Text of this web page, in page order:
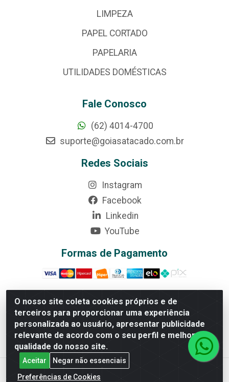
O nosso site coleta cookies próprios e de
terceiros para proporcionar uma experiência
personalizada ao usuário, apresentar publicidade
relevante de acordo com o seu perfil e melhorar a
qualidade do nosso site.
Aceitar
Negar não essenciais
Preferências de Cookies
LIMPEZA
PAPEL CORTADO
PAPELARIA
UTILIDADES DOMÉSTICAS
Fale Conosco
(62) 4014-4700
suporte@goiasatacado.com.br
Redes Sociais
Instagram
Facebook
Linkedin
YouTube
Formas de Pagamento
Rede Brasil - Avenida Universitária, nº 3860, Jardim das
Américas II Etapa - Anápolis/GO - CEP 75070-415 -
CNPJ 07.728.073/0002-24